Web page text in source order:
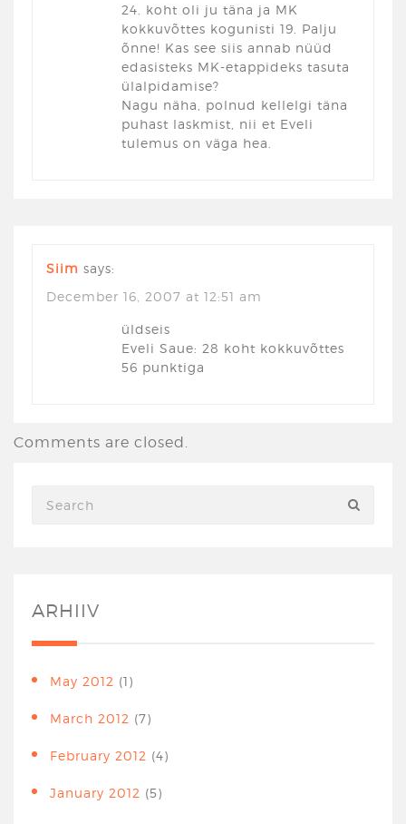
24. koht oli ju täna ja MK
kokkuvõttes kogunisti 19. Palju
õnne! Kas see siis annab nüüd
edasisteks MK-etappideks tasuta
ülalpidamise?
Nagu näha, polnud kellelgi täna
puhast laskmist, nii et Eveli
tulemus on väga hea.
Siim says:
December 16, 2007 at 12:51 am
üldseis
Eveli Saue: 28 koht kokkuvõttes
56 punktiga
Comments are closed.
ARHIIV
May 2012 (1)
March 2012 (7)
February 2012 (4)
January 2012 (5)